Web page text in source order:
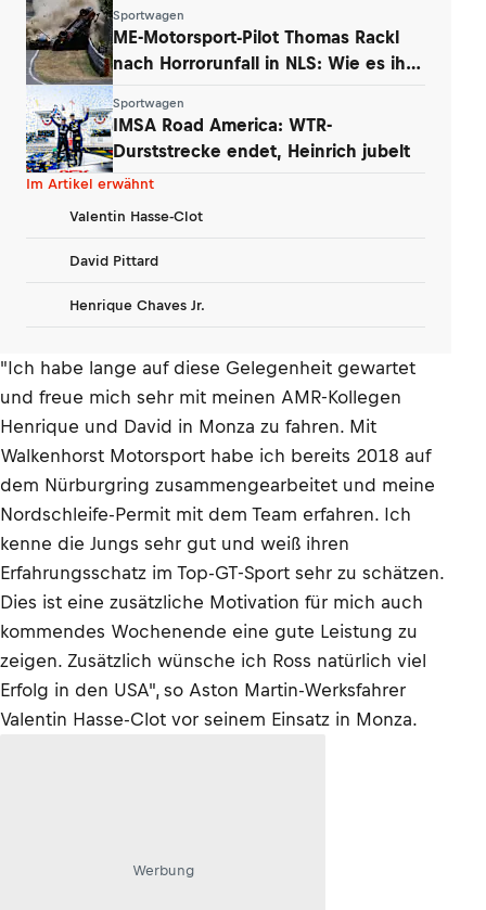
Sportwagen
ME-Motorsport-Pilot Thomas Rackl
nach Horrorunfall in NLS: Wie es ihm
Sportwagen
IMSA Road America: WTR-
Durststrecke endet, Heinrich jubelt
Im Artikel erwähnt
Valentin Hasse-Clot
David Pittard
Henrique Chaves Jr.
"Ich habe lange auf diese Gelegenheit gewartet
und freue mich sehr mit meinen AMR-Kollegen
Henrique und David in Monza zu fahren. Mit
Walkenhorst Motorsport habe ich bereits 2018 auf
dem Nürburgring zusammengearbeitet und meine
Nordschleife-Permit mit dem Team erfahren. Ich
kenne die Jungs sehr gut und weiß ihren
Erfahrungsschatz im Top-GT-Sport sehr zu schätzen.
Dies ist eine zusätzliche Motivation für mich auch
kommendes Wochenende eine gute Leistung zu
zeigen. Zusätzlich wünsche ich Ross natürlich viel
Erfolg in den USA", so Aston Martin-Werksfahrer
Valentin Hasse-Clot vor seinem Einsatz in Monza.
Werbung